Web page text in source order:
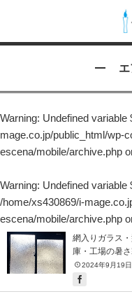
Warning: Undefined variable
mage.co.jp/public_html/wp-
escena/mobile/archive.php
Warning: Undefined variable
/home/xs430869/i-
escena/mobile/archive.php
網入りガラス
庫・工場の暑
2024年9月19日